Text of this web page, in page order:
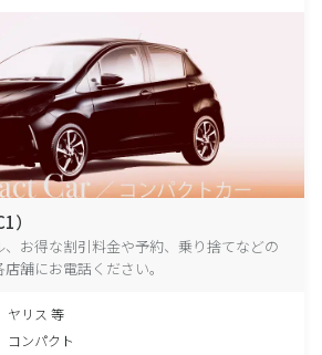
）
お得な割引料金や予約、乗り捨てなどの
舗にお電話ください。
ヤリス 等
コンパクト